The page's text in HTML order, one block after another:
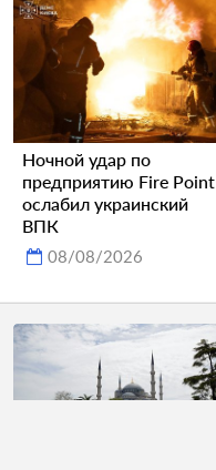
Ночной удар по
предприятию Fire Point
ослабил украинский
ВПК
08/08/2026